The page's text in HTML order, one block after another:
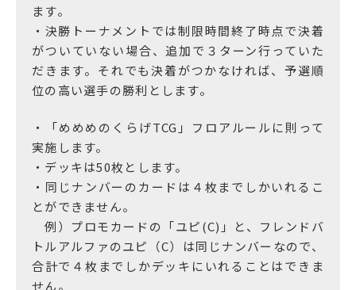
ます。
・決勝トーナメントでは制限時間終了時点で決着
がついていない場合、追加で３ターン行っていた
だきます。それでも決着がつかなければ、予選順
位の高い選手の勝利とします。
・「めめめのくらげTCG」フロアルールに則って
実施します。
・デッキは50枚とします。
・同じナンバーのカードは４枚までしかいれるこ
とができません。
例）プロモカードの「ユピ(C)」と、フレンドバ
トルアルファのユピ（C）は同じナンバーなので、
合計で４枚までしかデッキにいれることはできま
せん。